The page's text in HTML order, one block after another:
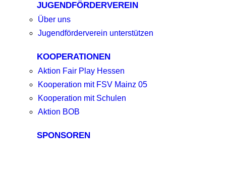
JUGENDFÖRDERVEREIN
Über uns
Jugendförderverein unterstützen
KOOPERATIONEN
Aktion Fair Play Hessen
Kooperation mit FSV Mainz 05
Kooperation mit Schulen
Aktion BOB
SPONSOREN